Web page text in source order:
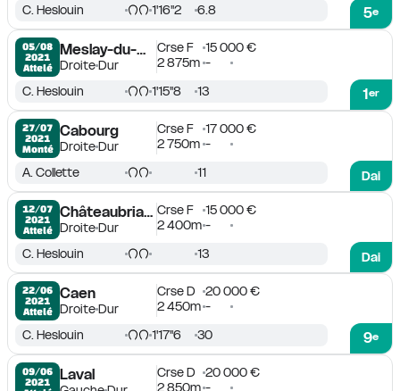
5e
C. Heslouin 1'16''2 6.8
05/08
2021
Attelé
Meslay-du-Maine
DroiteDur
Crse F
15 000 €
2 875m -
1er
C. Heslouin 1'15''8 13
27/07
2021
Monté
Cabourg
DroiteDur
Crse F
17 000 €
2 750m -
Dai
A. Collette 11
12/07
2021
Attelé
Châteaubriant
DroiteDur
Crse F
15 000 €
2 400m -
Dai
C. Heslouin 13
22/06
2021
Attelé
Caen
DroiteDur
Crse D
20 000 €
2 450m -
9e
C. Heslouin 1'17''6 30
09/06
2021
Laval Crse D
20 000 €